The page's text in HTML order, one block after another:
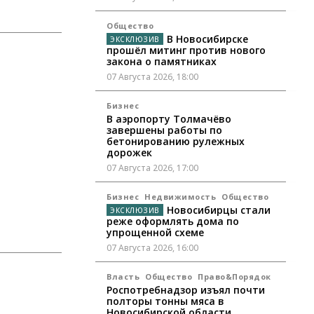
Общество
В Новосибирске
прошёл митинг против нового
закона о памятниках
07 Августа 2026, 18:00
Бизнес
В аэропорту Толмачёво
завершены работы по
бетонированию рулежных
дорожек
07 Августа 2026, 17:00
Бизнес Недвижимость Общество
Новосибирцы стали
реже оформлять дома по
упрощенной схеме
07 Августа 2026, 16:00
Власть Общество Право&Порядок
Роспотребнадзор изъял почти
полторы тонны мяса в